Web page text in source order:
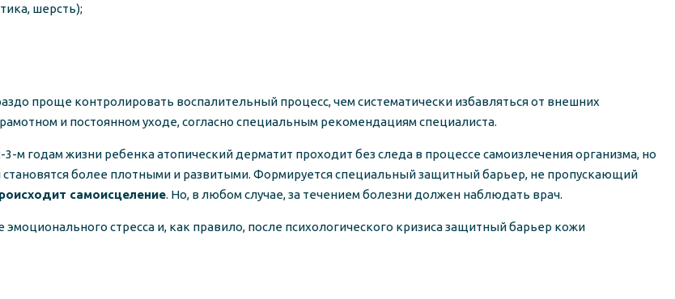
шерсть);
проще контролировать воспалительный процесс, чем систематически избавляться от внешних
и постоянном уходе, согласно специальным рекомендациям специалиста.
м годам жизни ребенка атопический дерматит проходит без следа в процессе самоизлечения организма, но
более плотными и развитыми. Формируется специальный защитный барьер, не пропускающий
самоисцеление. Но, в любом случае, за течением болезни должен наблюдать врач.
стресса и, как правило, после психологического кризиса защитный барьер кожи